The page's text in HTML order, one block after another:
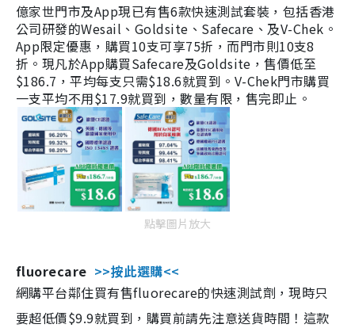
億家世門市及App現已有售6款快速測試套裝，包括香港
公司研發的Wesail、Goldsite、Safecare、及V-Chek。
App限定優惠，購買10支可享75折，而門市則10支8
折。現凡於App購買Safecare及Goldsite，售價低至
$186.7，平均每支只需$18.6就買到。V-Chek門市購買
一支平均不用$17.9就買到，數量有限，售完即止。
點擊圖片放大
fluorecare >>按此選購<<
網購平台鄰住買有售fluorecare的快速測試劑，現時只
要超低價$9.9就買到，購買前請先注意送貨時間！這款